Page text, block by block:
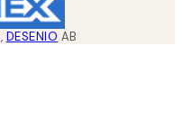
, DESENIO AB